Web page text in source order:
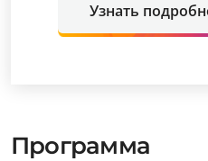
Узнать
Программа